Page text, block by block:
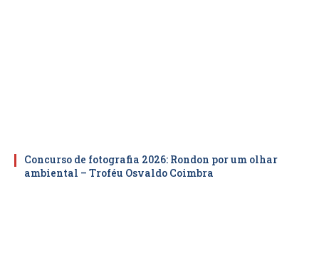
Concurso de fotografia 2026: Rondon por um olhar
ambiental – Troféu Osvaldo Coimbra